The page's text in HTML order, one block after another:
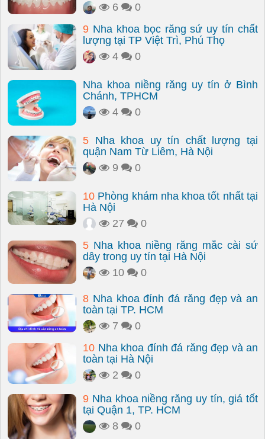
6
0
9 Nha khoa bọc răng sứ uy tín chất
lượng tại TP Việt Trì, Phú Thọ
4
0
Nha khoa niềng răng uy tín ở Bình
Chánh, TPHCM
4
0
5 Nha khoa uy tín chất lượng tại
quận Nam Từ Liêm, Hà Nội
9
0
10 Phòng khám nha khoa tốt nhất tại
Hà Nội
27
0
5 Nha khoa niềng răng mắc cài sứ
dây trong uy tín tại Hà Nội
10
0
8 Nha khoa đính đá răng đẹp và an
toàn tại TP. HCM
7
0
10 Nha khoa đính đá răng đẹp và an
toàn tại Hà Nội
2
0
9 Nha khoa niềng răng uy tín, giá tốt
tại Quận 1, TP. HCM
8
0